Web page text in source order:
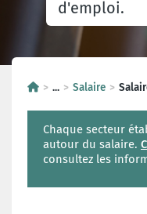
d'emploi.
... Salaire
Chaque secteur
autour du salaire.
consultez les